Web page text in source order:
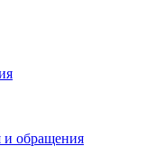
обращения